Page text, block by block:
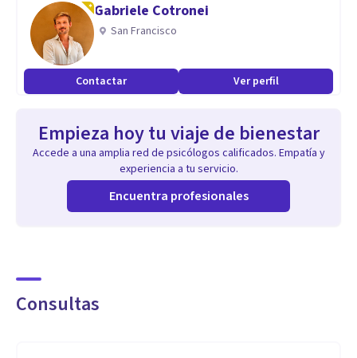
Gabriele Cotronei
San Francisco
Contactar Ver perfil
Empieza hoy tu viaje de bienestar
Accede a una amplia red de psicólogos calificados. Empatía y
experiencia a tu servicio.
Encuentra profesionales
Consultas